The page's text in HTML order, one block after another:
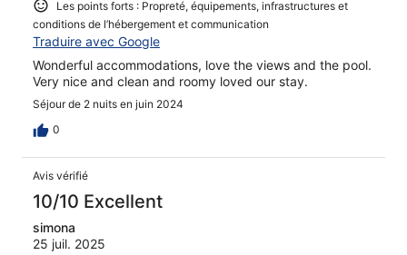
Les points forts : Propreté, équipements, infrastructures et
conditions de l’hébergement et communication
Traduire avec Google
Wonderful accommodations, love the views and the pool.
Very nice and clean and roomy loved our stay.
Séjour de 2 nuits en juin 2024
0
Avis vérifié
10/10 Excellent
simona
25 juil. 2025